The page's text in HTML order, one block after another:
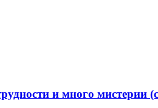
и много мистерии